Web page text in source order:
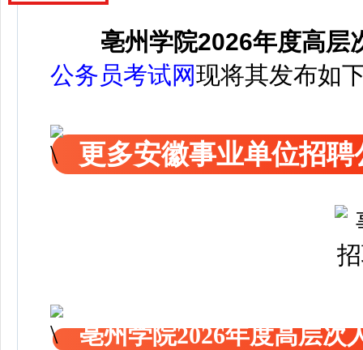
亳州学院2026年度高层
公务员考试网现将其发布如
更多安徽事业单位招聘
亳州学院2026年度高层次